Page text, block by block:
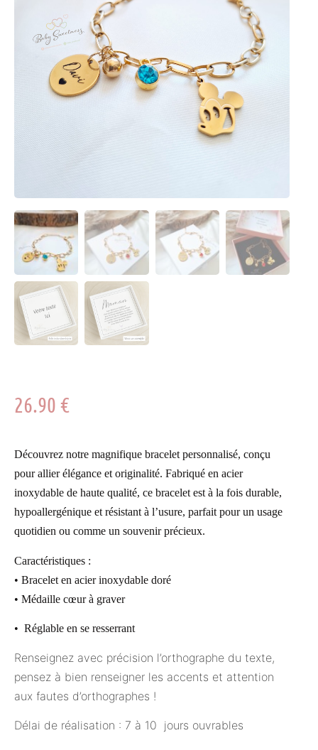
26.90 €
Découvrez notre magnifique bracelet personnalisé, conçu
pour allier élégance et originalité. Fabriqué en acier
inoxydable de haute qualité, ce bracelet est à la fois durable,
hypoallergénique et résistant à l’usure, parfait pour un usage
quotidien ou comme un souvenir précieux.
Caractéristiques :
• Bracelet en acier inoxydable doré
• Médaille cœur à graver
• Réglable en se resserrant
Renseignez avec précision l’orthographe du texte,
pensez à bien renseigner les accents et attention
aux fautes d’orthographes !
Délai de réalisation : 7 à 10 jours ouvrables